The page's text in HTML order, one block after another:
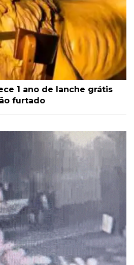
1 ano de lanche grátis
furtado